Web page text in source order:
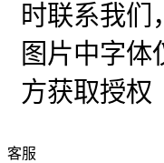
时联系我们
图片中字
方获取授权
客服